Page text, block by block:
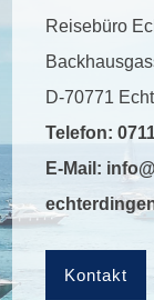
Reisebüro
D-70771
Telefon:
E-Mail:
Kontakt